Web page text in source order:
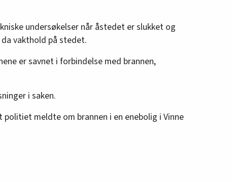
undersøkelser når åstedet er slukket og
vakthold på stedet.
er savnet i forbindelse med brannen,
i saken.
meldte om brannen i en enebolig i Vinne